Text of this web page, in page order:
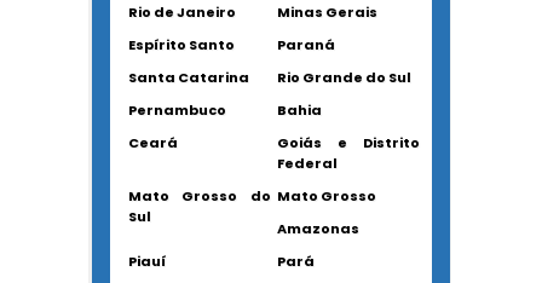
Rio de Janeiro
Minas Gerais
Espírito Santo
Paraná
Santa Catarina
Rio Grande do Sul
Pernambuco
Bahia
Ceará
Goiás e Distrito
Federal
Mato Grosso do
Sul
Mato Grosso
Amazonas
Piauí
Pará